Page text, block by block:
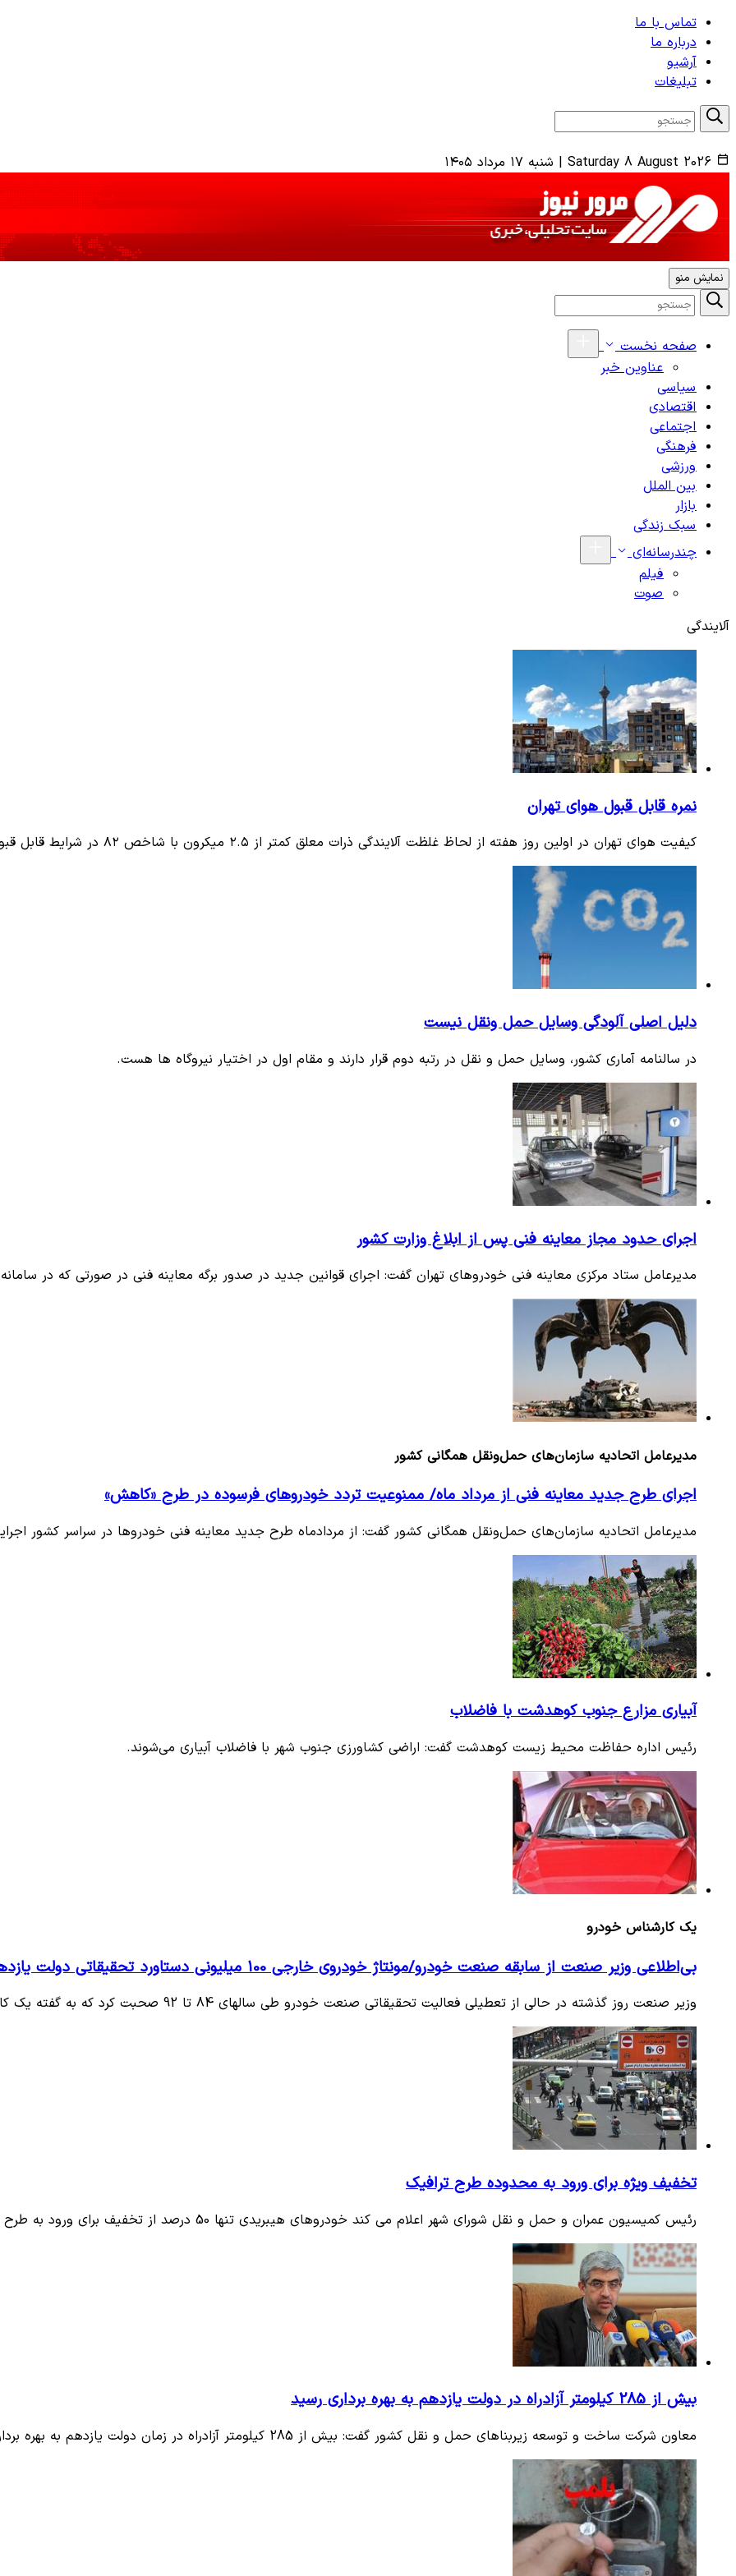
تماس با ما
درباره ما
آرشیو
تبلیغات
Saturday 8 August 2026
| شنبه ۱۷ مرداد ۱۴۰۵
نمایش منو
صفحه نخست
عناوین خبر
سیاسی
اقتصادی
اجتماعی
فرهنگی
ورزشی
بین الملل
بازار
سبک زندگی
چندرسانه‌ای
فیلم
صوت
آلایندگی
نمره قابل قبول هوای تهران
کیفیت هوای تهران در اولین روز هفته از لحاظ غلظت آلایندگی ذرات معلق کمتر از ۲.۵ میکرون با شاخص ۸۲ در شرایط قابل قبول…
دلیل اصلی آلودگی وسایل حمل ونقل نیست
در سالنامه آماری کشور، وسایل حمل و نقل در رتبه دوم قرار دارند و مقام اول در اختیار نیروگاه ها هست.
اجرای حدود مجاز معاینه فنی پس از ابلاغ وزارت کشور
مدیرعامل ستاد مرکزی معاینه فنی خودروهای تهران گفت: اجرای قوانین جدید در صدور برگه معاینه فنی در صورتی که در
مدیرعامل اتحادیه سازمان‌های حمل‌ونقل همگانی کشور
اجرای طرح جدید معاینه فنی از مرداد ماه/ ممنوعیت تردد خودروهای فرسوده در طرح «کاهش»
مدیرعامل اتحادیه سازمان‌های حمل‌ونقل همگانی کشور گفت: از مردادماه طرح جدید معاینه فنی خودروها در سراسر کشور
آبیاری مزارع جنوب کوهدشت با فاضلاب
رئیس اداره حفاظت محیط زیست کوهدشت گفت: اراضی کشاورزی جنوب شهر با فاضلاب آبیاری می‌شوند.
یک کارشناس خودرو
بی‌اطلاعی وزیر صنعت از سابقه صنعت خودرو/مونتاژ خودروی خارجی 100 میلیونی دستاورد تحقیقاتی دولت یازدهم بود
وزیر صنعت روز گذشته در حالی از تعطیلی فعالیت تحقیقاتی صنعت خودرو طی سالهای 84 تا 92 صحبت کرد که به گفته یک کارشناس…
تخفیف ویژه برای ورود به محدوده طرح ترافیک
رئیس کمیسیون عمران و حمل و نقل شورای شهر اعلام می کند خودروهای هیبریدی تنها 50 درصد از تخفیف برای ورود به طرح ترافیک…
بیش از 285 کیلومتر آزادراه در دولت یازدهم به بهره برداری رسید
معاون شرکت ساخت و توسعه زیربناهای حمل و نقل کشور گفت: بیش از 285 کیلومتر آزادراه در زمان دولت یازدهم به بهره برداری…